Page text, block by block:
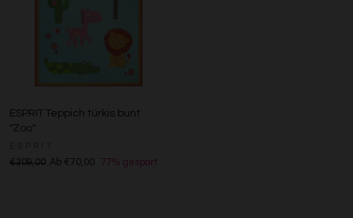
ESPRIT Teppich türkis bunt
"Zoo"
€309,00 Ab €70,00 77% gespart